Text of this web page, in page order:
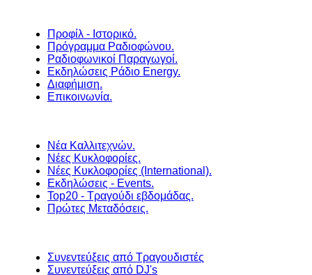
Προφίλ - Ιστορικό.
Πρόγραμμα Ραδιοφώνου.
Ραδιοφωνικοί Παραγωγοί.
Εκδηλώσεις Ράδιο Energy.
Διαφήμιση.
Επικοινωνία.
Νέα Καλλιτεχνών.
Νέες Κυκλοφορίες.
Νέες Κυκλοφορίες (International).
Εκδηλώσεις - Events.
Top20 - Τραγούδι εβδομάδας.
Πρώτες Μεταδόσεις.
Συνεντεύξεις από Τραγουδιστές
Συνεντεύξεις από DJ's